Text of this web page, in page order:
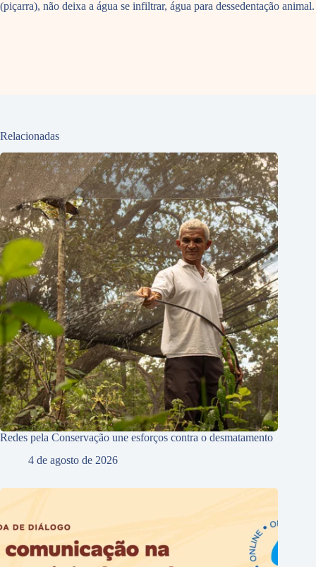
(piçarra), não deixa a água se infiltrar, água para dessedentação animal.
Relacionadas
Redes pela Conservação une esforços contra o desmatamento
4 de agosto de 2026